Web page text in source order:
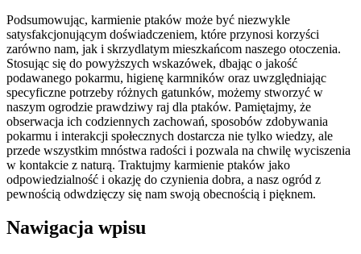
Podsumowując, karmienie ptaków może być niezwykle
satysfakcjonującym doświadczeniem, które przynosi korzyści
zarówno nam, jak i skrzydlatym mieszkańcom naszego otoczenia.
Stosując się do powyższych wskazówek, dbając o jakość
podawanego pokarmu, higienę karmników oraz uwzględniając
specyficzne potrzeby różnych gatunków, możemy stworzyć w
naszym ogrodzie prawdziwy raj dla ptaków. Pamiętajmy, że
obserwacja ich codziennych zachowań, sposobów zdobywania
pokarmu i interakcji społecznych dostarcza nie tylko wiedzy, ale
przede wszystkim mnóstwa radości i pozwala na chwilę wyciszenia
w kontakcie z naturą. Traktujmy karmienie ptaków jako
odpowiedzialność i okazję do czynienia dobra, a nasz ogród z
pewnością odwdzięczy się nam swoją obecnością i pięknem.
Nawigacja wpisu